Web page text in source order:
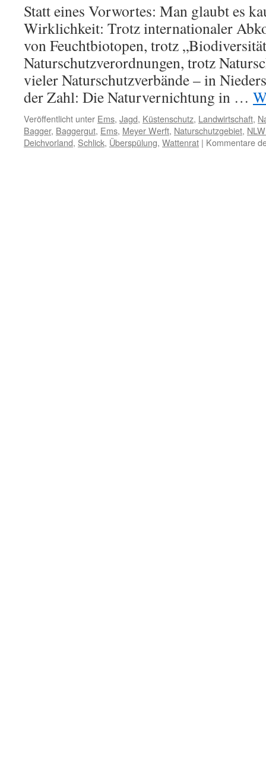
Statt eines Vorwortes: Man glaubt es
Wirklichkeit: Trotz internationaler
von Feuchtbiotopen, trotz
Naturschutzverordnungen, trotz
vieler Naturschutzverbände – in
der Zahl: Die Naturvernichtung in …
Veröffentlicht unter Ems, Jagd, Küstenschutz, Landwirtschaft,
Bagger, Baggergut, Ems, Meyer Werft, Naturschutzgebiet,
Deichvorland, Schlick, Überspülung, Wattenrat | Kommentare